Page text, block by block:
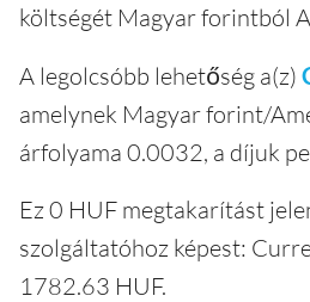
költségét Magyar forintból
A legolcsóbb lehetőség a(z)
amelynek Magyar forint/
árfolyama 0.0032, a díjuk
Ez 0 HUF megtakarítást
szolgáltatóhoz képest:
1782.63 HUF.